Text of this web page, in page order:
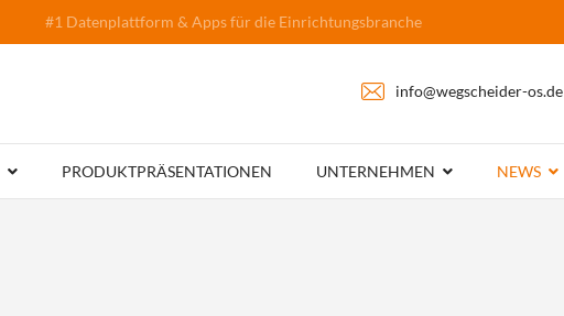
#1 Datenplattform & Apps für die Einrichtungsbranche
info@wegscheider-os.de
PRODUKTPRÄSENTATIONEN UNTERNEHMEN NEWS